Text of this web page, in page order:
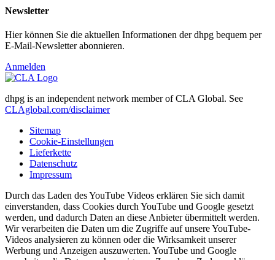
Newsletter
Hier können Sie die aktuellen Informationen der dhpg bequem per
E-Mail-Newsletter abonnieren.
Anmelden
dhpg is an independent network member of CLA Global. See
CLAglobal.com/disclaimer
Sitemap
Cookie-Einstellungen
Lieferkette
Datenschutz
Impressum
Durch das Laden des YouTube Videos erklären Sie sich damit
einverstanden, dass Cookies durch YouTube und Google gesetzt
werden, und dadurch Daten an diese Anbieter übermittelt werden.
Wir verarbeiten die Daten um die Zugriffe auf unsere YouTube-
Videos analysieren zu können oder die Wirksamkeit unserer
Werbung und Anzeigen auszuwerten. YouTube und Google